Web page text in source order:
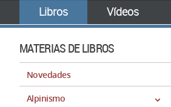
Libros Vídeos
MATERIAS DE LIBROS
Novedades
Alpinismo